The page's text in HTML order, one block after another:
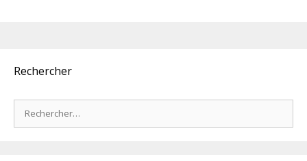
Rechercher